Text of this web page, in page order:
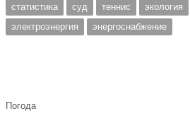
статистика
суд теннис
экология
электроэнергия
энергоснабжение
Погода